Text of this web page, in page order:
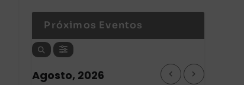
Próximos Eventos
Agosto, 2026